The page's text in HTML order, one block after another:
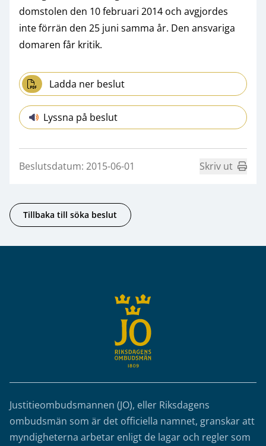
domstolen den 10 februari 2014 och avgjordes
inte förrän den 25 juni samma år. Den ansvariga
domaren får kritik.
Ladda ner beslut
Lyssna på beslut
Beslutsdatum: 2015-06-01 Skriv ut
Tillbaka till söka beslut
Justitieombudsmannen (JO), eller Riksdagens
ombudsmän som är det officiella namnet, granskar att
myndigheterna arbetar enligt de lagar och regler som